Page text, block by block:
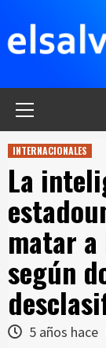
contenido
INTERNACIONALES
La
matar a
según
5 años hace